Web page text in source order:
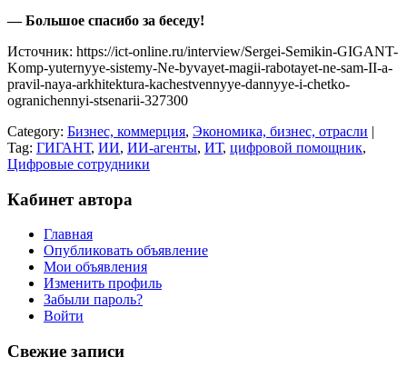
— Большое спасибо за беседу!
Источник: https://ict-online.ru/interview/Sergei-Semikin-GIGANT-
Komp-yuternyye-sistemy-Ne-byvayet-magii-rabotayet-ne-sam-II-a-
pravil-naya-arkhitektura-kachestvennyye-dannyye-i-chetko-
ogranichennyi-stsenarii-327300
Category: Бизнес, коммерция, Экономика, бизнес, отрасли |
Tag: ГИГАНТ, ИИ, ИИ-агенты, ИТ, цифровой помощник,
Цифровые сотрудники
Кабинет автора
Главная
Опубликовать объявление
Мои объявления
Изменить профиль
Забыли пароль?
Войти
Свежие записи